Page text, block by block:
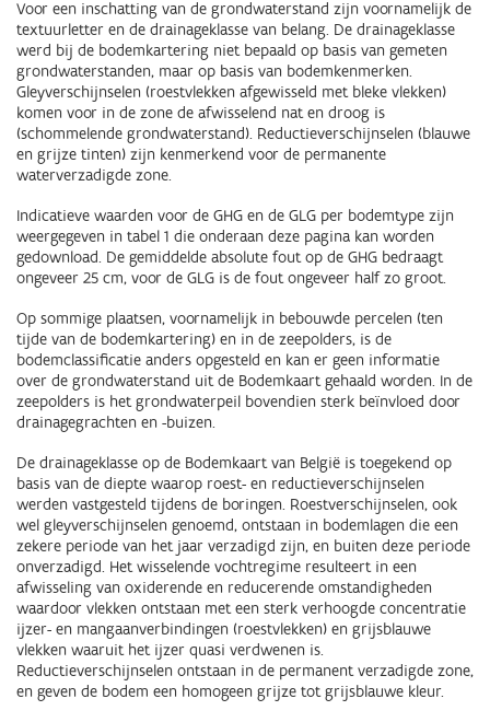
Voor een inschatting van de grondwaterstand zijn voornamelijk de
textuurletter en de drainageklasse van belang. De drainageklasse
werd bij de bodemkartering niet bepaald op basis van gemeten
grondwaterstanden, maar op basis van bodemkenmerken.
Gleyverschijnselen (roestvlekken afgewisseld met bleke vlekken)
komen voor in de zone de afwisselend nat en droog is
(schommelende grondwaterstand). Reductieverschijnselen (blauwe
en grijze tinten) zijn kenmerkend voor de permanente
waterverzadigde zone.
Indicatieve waarden voor de GHG en de GLG per bodemtype zijn
weergegeven in tabel 1 die onderaan deze pagina kan worden
gedownload. De gemiddelde absolute fout op de GHG bedraagt
ongeveer 25 cm, voor de GLG is de fout ongeveer half zo groot.
Op sommige plaatsen, voornamelijk in bebouwde percelen (ten
tijde van de bodemkartering) en in de zeepolders, is de
bodemclassificatie anders opgesteld en kan er geen informatie
over de grondwaterstand uit de Bodemkaart gehaald worden. In de
zeepolders is het grondwaterpeil bovendien sterk beïnvloed door
drainagegrachten en -buizen.
De drainageklasse op de Bodemkaart van België is toegekend op
basis van de diepte waarop roest- en reductieverschijnselen
werden vastgesteld tijdens de boringen. Roestverschijnselen, ook
wel gleyverschijnselen genoemd, ontstaan in bodemlagen die een
zekere periode van het jaar verzadigd zijn, en buiten deze periode
onverzadigd. Het wisselende vochtregime resulteert in een
afwisseling van oxiderende en reducerende omstandigheden
waardoor vlekken ontstaan met een sterk verhoogde concentratie
ijzer- en mangaanverbindingen (roestvlekken) en grijsblauwe
vlekken waaruit het ijzer quasi verdwenen is.
Reductieverschijnselen ontstaan in de permanent verzadigde zone,
en geven de bodem een homogeen grijze tot grijsblauwe kleur.